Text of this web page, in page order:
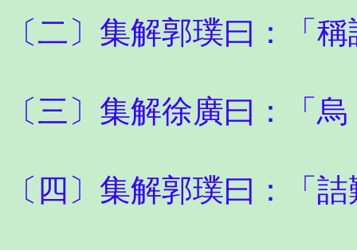
〔二〕集解郭璞曰：「
〔三〕集解徐廣曰：「
〔四〕集解郭璞曰：「